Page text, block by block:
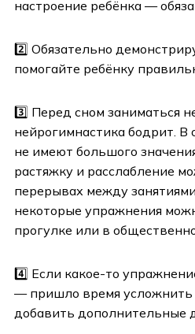
настроение ребёнка —
2️⃣ Обязательно
помогайте ребёнку
3️⃣ Перед сном заниматься
нейрогимнастика бодрит. В
не имеют большого
растяжку и расслабление
перерывах между
некоторые упражнения
прогулке или в
4️⃣ Если какое-то
— пришло время усложнить
добавить дополнительные